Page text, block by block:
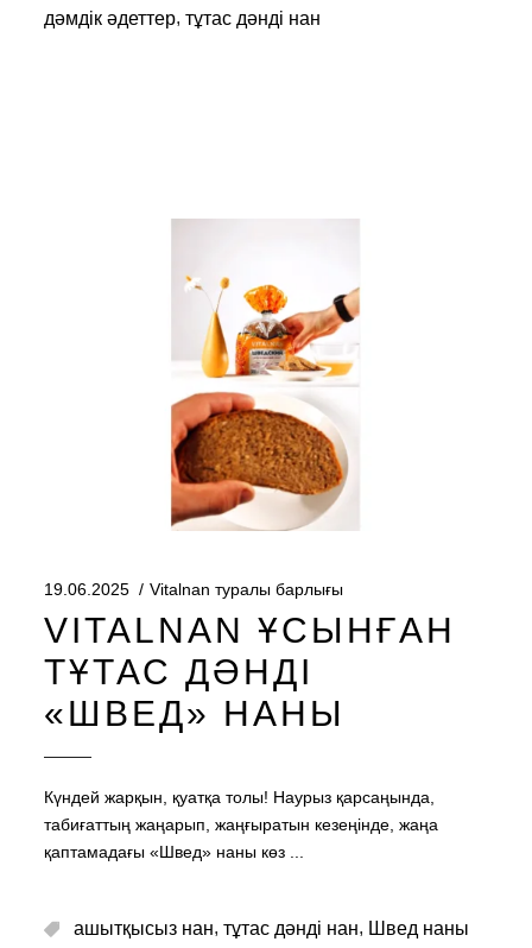
дәмдік әдеттер, тұтас дәнді нан
19.06.2025 Vitalnan туралы барлығы
VITALNAN ҰСЫНҒАН
ТҰТАС ДӘНДІ
«ШВЕД» НАНЫ
Күндей жарқын, қуатқа толы! Наурыз қарсаңында,
табиғаттың жаңарып, жаңғыратын кезеңінде, жаңа
қаптамадағы «Швед» наны көз
ашытқысыз нан, тұтас дәнді нан, Швед наны